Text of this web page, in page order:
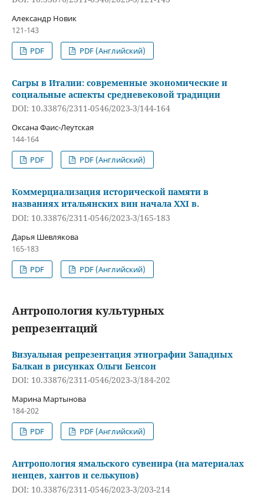
Александр Новик
121-143
PDF
PDF (Английский)
Сагры в Италии: современные экономические и
социальные аспекты средневековой традиции
DOI: 10.33876/2311-0546/2023-3/144-164
Оксана Фаис-Леутская
144-164
PDF
PDF (Английский)
Коммерциализация исторической памяти в
названиях итальянских вин начала XXI в.
DOI: 10.33876/2311-0546/2023-3/165-183
Дарья Шевлякова
165-183
PDF
PDF (Английский)
Антропология культурных
репрезентаций
Визуальная репрезентация этнографии Западных
Балкан в рисунках Ольги Бенсон
DOI: 10.33876/2311-0546/2023-3/184-202
Марина Мартынова
184-202
PDF
PDF (Английский)
Антропология ямальского сувенира (на материалах
ненцев, хантов и селькупов)
DOI: 10.33876/2311-0546/2023-3/203-214